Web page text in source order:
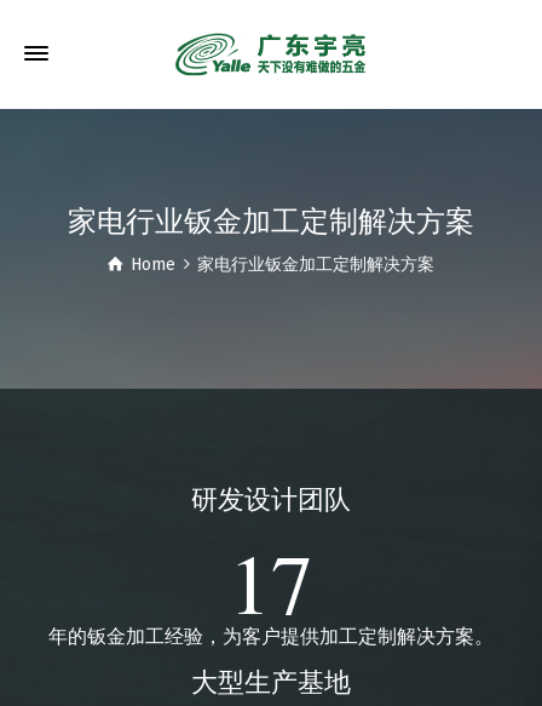
家电行业钣金加工定制解决方案
Home 家电行业钣金加工定制解决方案
研发设计团队
17
年的钣金加工经验，为客户提供加工定制解决方案。
大型生产基地